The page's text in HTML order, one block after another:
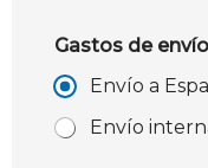
Gastos de envío
Envío a
Envío